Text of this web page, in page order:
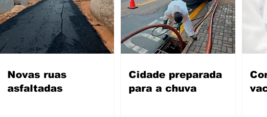
Novas ruas
asfaltadas
Cidade preparada
para a chuva